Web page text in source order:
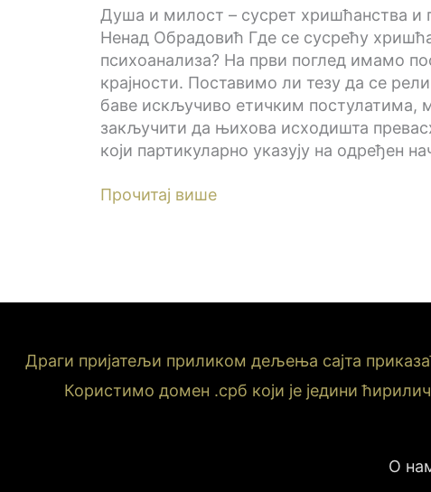
Душа и милост – сусрет хришћанства и
Ненад Обрадовић Где се сусрећу
психоанализа? На први поглед имамо
крајности. Поставимо ли тезу да се
баве искључиво етичким постулатима,
закључити да њихова исходишта
који партикуларно указују на одређен
Прочитај више
Драги пријатељи приликом дељења сајта
Користимо домен .срб који је једини
О